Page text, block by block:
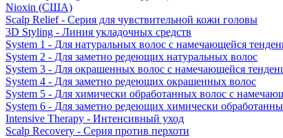
Nioxin (США)
Scalp Relief - Серия для чувствительной кожи головы
3D Styling - Линия укладочных средств
System 1 - Для натуральных волос с намечающейся
System 2 - Для заметно редеющих натуральных волос
System 3 - Для окрашенных волос с намечающейся
System 4 - Для заметно редеющих окрашенных волос
System 5 - Для химически обработанных волос с
System 6 - Для заметно редеющих химически
Intensive Therapy - Интенсивный уход
Scalp Recovery - Серия против перхоти